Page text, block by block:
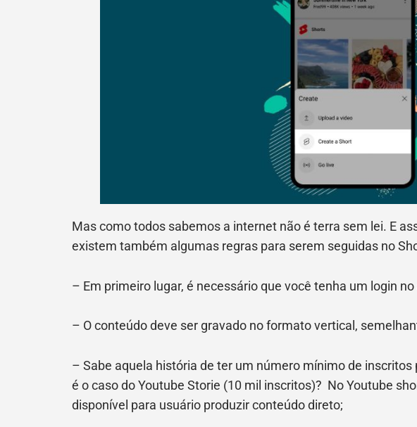
Mas como todos sabemos a internet não é terra sem lei. E
existem também algumas regras para serem seguidas no
– Em primeiro lugar, é necessário que você tenha um login
– O conteúdo deve ser gravado no formato vertical,
– Sabe aquela história de ter um número mínimo de
é o caso do Youtube Storie (10 mil inscritos)? No Youtube
disponível para usuário produzir conteúdo direto;